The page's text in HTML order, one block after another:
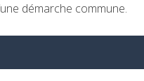
démarche commune.